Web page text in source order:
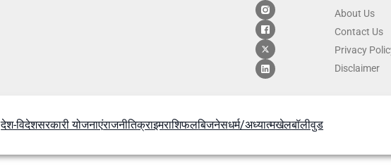
About Us
Contact Us
Privacy
Disclaimer
देश-विदेशसरकारी योजनाएंराजनीतिक्राइमराशिफलबिजनेसधर्म/अध्यात्मखेलबॉलीवुड